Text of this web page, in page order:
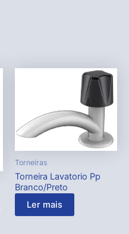
Torneiras
Torneira Lavatorio Pp
Branco/Preto
Ler mais